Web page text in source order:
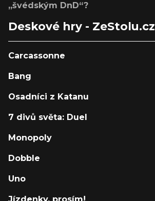
„švédským DnD“?
Deskové hry - ZeStolu.cz
Carcassonne
Bang
Osadníci z Katanu
7 divů světa: Duel
Monopoly
Dobble
Uno